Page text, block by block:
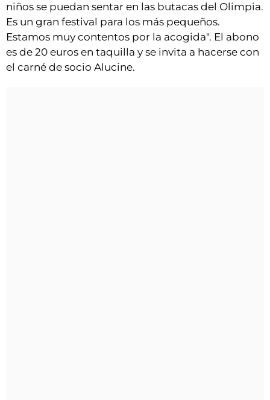
niños se puedan sentar en las butacas del Olimpia.
Es un gran festival para los más pequeños.
Estamos muy contentos por la acogida". El abono
es de 20 euros en taquilla y se invita a hacerse con
el carné de socio Alucine.